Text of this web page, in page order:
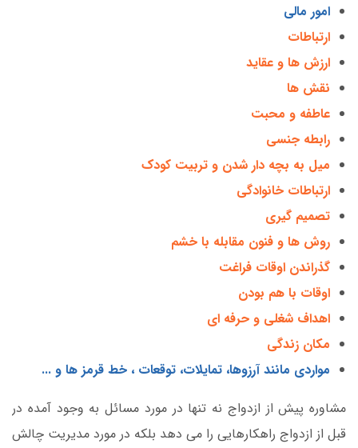
امور مالی
ارتباطات
ارزش ها و عقاید
نقش ها
عاطفه و محبت
رابطه جنسی
میل به بچه دار شدن و تربیت کودک
ارتباطات خانوادگی
تصمیم گیری
روش ها و فنون مقابله با خشم
گذراندن اوقات فراغت
اوقات با هم بودن
اهداف شغلی و حرفه ای
مکان زندگی
مواردی مانند آرزوها، تمایلات، توقعات ، خط قرمز ها و ...
مشاوره پیش از ازدواج نه تنها در مورد مسائل به وجود آمده در
قبل از ازدواج راهکارهایی را می دهد بلکه در مورد مدیریت چالش